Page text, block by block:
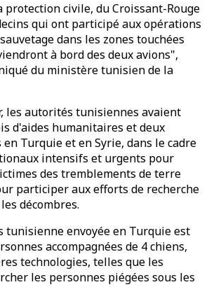
protection civile, du Croissant-Rouge
qui ont participé aux opérations
dans les zones touchées
à bord des deux avions",
du ministère tunisien de la
les autorités tunisiennes avaient
d'aides humanitaires et deux
Turquie et en Syrie, dans le cadre
intensifs et urgents pour
des tremblements de terre
participer aux efforts de recherche
décombres.
tunisienne envoyée en Turquie est
accompagnées de 4 chiens,
technologies, telles que les
les personnes piégées sous les